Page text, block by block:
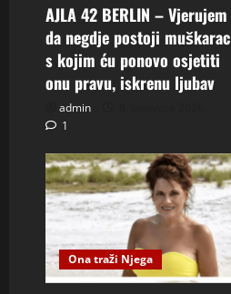
AJLA 42 BERLIN – Vjerujem
da negdje postoji muškarac
s kojim ću ponovo osjetiti
onu pravu, iskrenu ljubav
admin
1
Ona traži Njega